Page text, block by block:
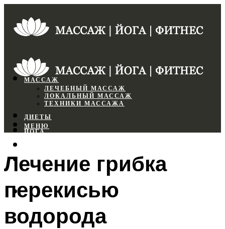
МАССАЖ
ЛЕЧЕБНЫЙ МАССАЖ
ЛОКАЛЬНЫЙ МАССАЖ
ТЕХНИКИ МАССАЖА
ДИЕТЫ
ЙОГА
ФИТНЕС
МЕНЮ
МЕНЮ
Лечение грибка
перекисью
водорода